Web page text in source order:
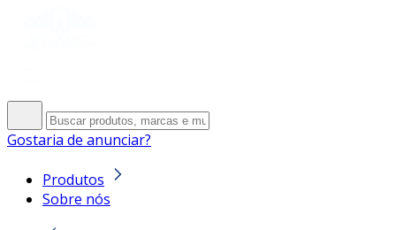
Gostaria de anunciar?
Produtos
Sobre nós